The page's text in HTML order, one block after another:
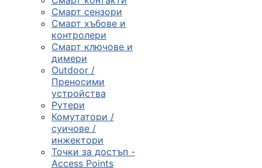
Смарт сензори
Смарт хъбове и
контролери
Смарт ключове и
димери
Outdoor /
Преносими
устройства
Рутери
Комутатори /
суичове /
инжектори
Точки за достъп -
Access Points